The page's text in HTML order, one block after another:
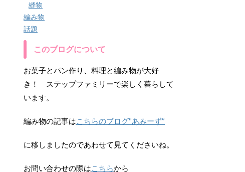
縫物
編み物
話題
このブログについて
お菓子とパン作り、料理と編み物が大好
き！ ステップファミリーで楽しく暮らして
います。
編み物の記事はこちらのブログ"あみーず”
に移しましたのであわせて見てくださいね。
お問い合わせの際はこちらから